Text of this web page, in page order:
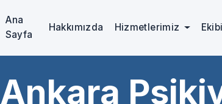
Ana
Sayfa
Hakkımızda Hizmetlerimiz
Ankara